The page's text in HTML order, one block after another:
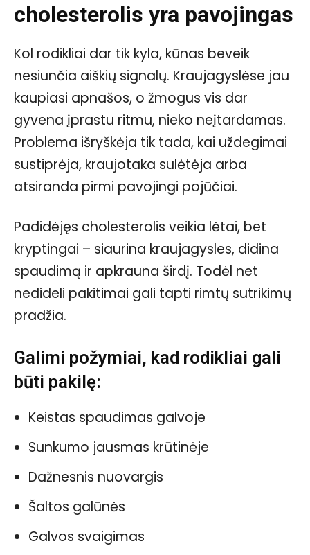
cholesterolis yra pavojingas
Kol rodikliai dar tik kyla, kūnas beveik
nesiunčia aiškių signalų. Kraujagyslėse jau
kaupiasi apnašos, o žmogus vis dar
gyvena įprastu ritmu, nieko neįtardamas.
Problema išryškėja tik tada, kai uždegimai
sustiprėja, kraujotaka sulėtėja arba
atsiranda pirmi pavojingi pojūčiai.
Padidėjęs cholesterolis veikia lėtai, bet
kryptingai – siaurina kraujagysles, didina
spaudimą ir apkrauna širdį. Todėl net
nedideli pakitimai gali tapti rimtų sutrikimų
pradžia.
Galimi požymiai, kad rodikliai gali
būti pakilę:
Keistas spaudimas galvoje
Sunkumo jausmas krūtinėje
Dažnesnis nuovargis
Šaltos galūnės
Galvos svaigimas